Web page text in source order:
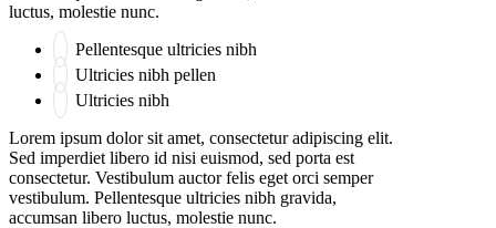
luctus, molestie nunc.
Pellentesque ultricies nibh
Ultricies nibh pellen
Ultricies nibh
Lorem ipsum dolor sit amet, consectetur adipiscing elit.
Sed imperdiet libero id nisi euismod, sed porta est
consectetur. Vestibulum auctor felis eget orci semper
vestibulum. Pellentesque ultricies nibh gravida,
accumsan libero luctus, molestie nunc.